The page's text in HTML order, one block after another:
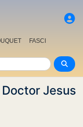
FASCI
Jesus